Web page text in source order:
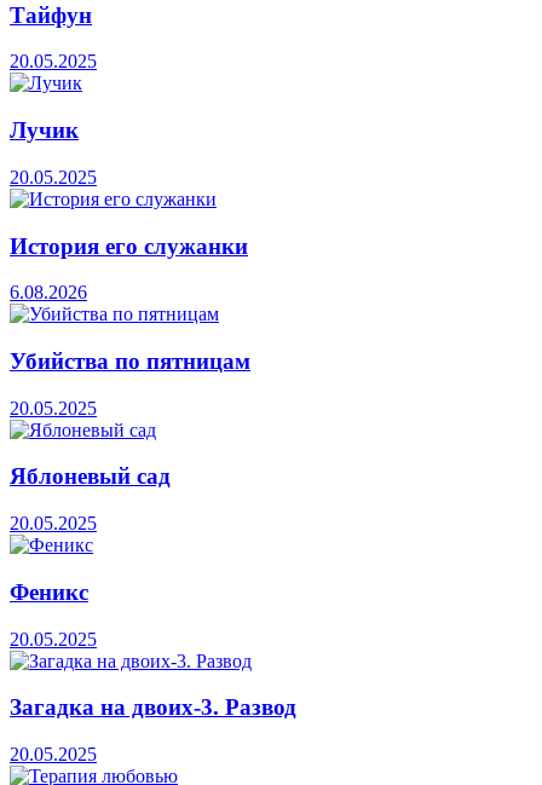
Тайфун
20.05.2025
Лучик
20.05.2025
История его служанки
6.08.2026
Убийства по пятницам
20.05.2025
Яблоневый сад
20.05.2025
Феникс
20.05.2025
Загадка на двоих-3. Развод
20.05.2025